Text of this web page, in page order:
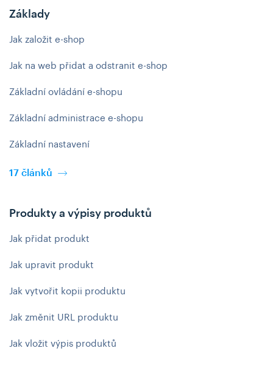
Základy
Jak založit e-shop
Jak na web přidat a odstranit e-shop
Základní ovládání e-shopu
Základní administrace e-shopu
Základní nastavení
17 článků
Produkty a výpisy produktů
Jak přidat produkt
Jak upravit produkt
Jak vytvořit kopii produktu
Jak změnit URL produktu
Jak vložit výpis produktů